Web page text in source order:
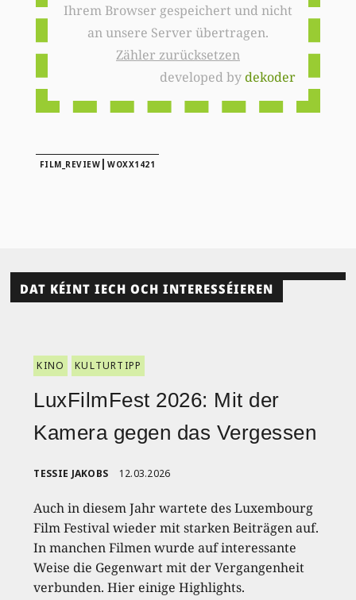
Ihrem Browser gespeichert und nicht
an unsere Server übertragen.
Zähler zurücksetzen
developed bydekoder
FILM_REVIEW |WOXX1421
DAT KÉINT IECH OCH INTERESSÉIEREN
KINO KULTURTIPP
LuxFilmFest 2026: Mit der
Kamera gegen das Vergessen
TESSIE JAKOBS 12.03.2026
Auch in diesem Jahr wartete des Luxembourg
Film Festival wieder mit starken Beiträgen auf.
In manchen Filmen wurde auf interessante
Weise die Gegenwart mit der Vergangenheit
verbunden. Hier einige Highlights.